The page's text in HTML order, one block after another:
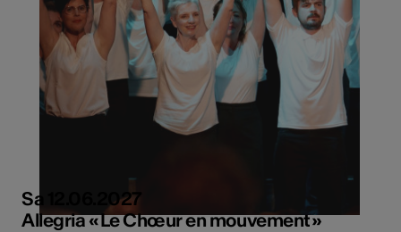
Sa 12.06.2027
Allegria « Le Chœur en mouvement »